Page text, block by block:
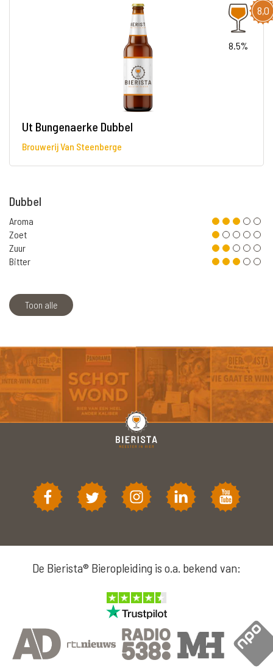
8,0
8.5%
Ut Bungenaerke Dubbel
Brouwerij Van Steenberge
Dubbel
Aroma
Zoet
Zuur
Bitter
Toon alle
De Bierista® Bieropleiding is o.a. bekend van: